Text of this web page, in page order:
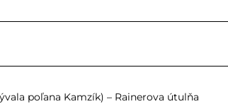
poľana Kamzík) – Rainerova útulňa